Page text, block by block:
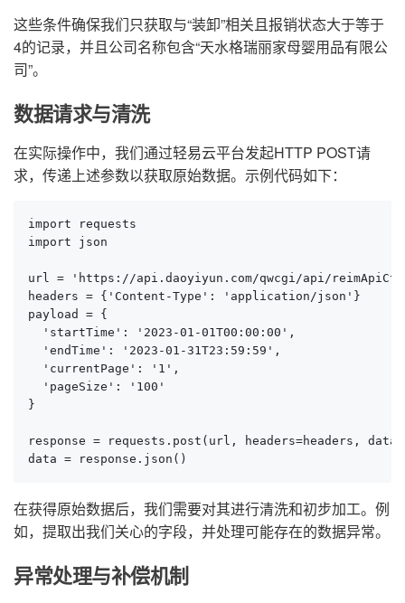
这些条件确保我们只获取与“装卸”相关且报销状态大于等于
4的记录，并且公司名称包含“天水格瑞丽家母婴用品有限公
司”。
数据请求与清洗
在实际操作中，我们通过轻易云平台发起HTTP POST请
求，传递上述参数以获取原始数据。示例代码如下：
import requests
import json
url = 'https://api.daoyiyun.com/qwcgi/api/
headers = {'Content-Type': 'application/json'}
payload = {
  'startTime': '2023-01-01T00:00:00',
  'endTime': '2023-01-31T23:59:59',
  'currentPage': '1',
  'pageSize': '100'
}
response = requests.post(url, headers=headers,
data = response.json()
在获得原始数据后，我们需要对其进行清洗和初步加工。例
如，提取出我们关心的字段，并处理可能存在的数据异常。
异常处理与补偿机制